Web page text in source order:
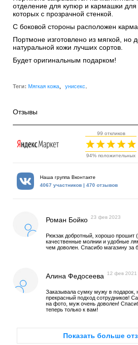
отделение для купюр и кармашки для
которых с прозрачной стенкой.
С боковой стороны расположен
Портмоне изготовлено из мягкой, но
натуральной кожи лучших сортов.
Будет оригинальным подарком!
Теги: Мягкая кожа унисекс
Отзывы
99 откликов
94% положительных
Наша группа Вконтакте
4067 участников | 470 отзывов
Роман Бойко 23 фев 2023
Рюкзак добротный, хорошо прошит
качественные молнии и удобные
чем доволен. Спасибо магазину за
Алина Федосеева 12 фев 2021
Заказывала сумку мужу в подарок,
прекрасный подход сотрудников!
на фото, муж очень доволен!
теперь только к вам!
Показать больше